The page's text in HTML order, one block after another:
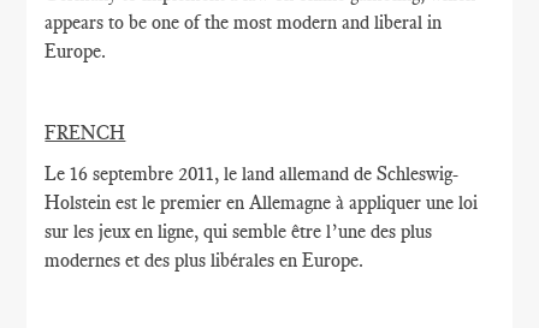
appears to be one of the most modern and liberal in
Europe.
FRENCH
Le 16 septembre 2011, le land allemand de Schleswig-
Holstein est le premier en Allemagne à appliquer une loi
sur les jeux en ligne, quisemble être l’une des plus
modernes et des plus libérales en Europe.